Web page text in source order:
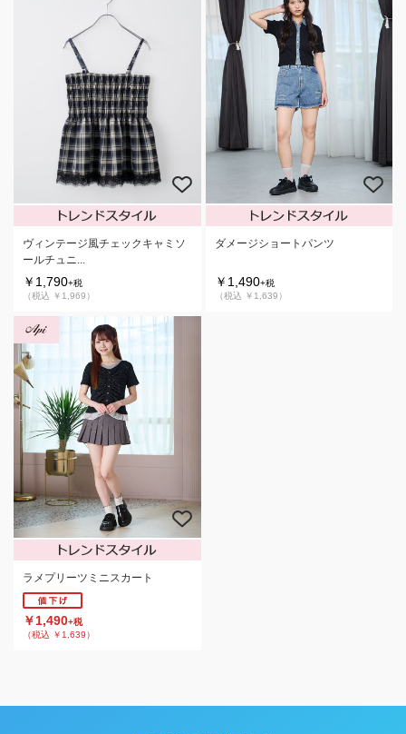
ヴィンテージ風チェックキャミソ
ールチュニ...
￥1,790+税
（税込 ￥1,969）
ダメージショートパンツ
￥1,490+税
（税込 ￥1,639）
ラメプリーツミニスカート
￥1,490+税
（税込 ￥1,639）